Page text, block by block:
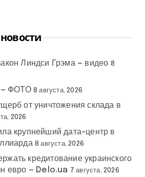
Линдси Грэма — видео 8
— ФОТО 8 августа, 2026
от уничтожения склада в
2026
крупнейший дата-центр в
8 августа, 2026
кредитование украинского
евро — Delo.ua 7 августа, 2026